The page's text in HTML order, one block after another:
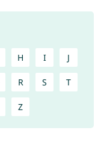
H I J
R S T
Z